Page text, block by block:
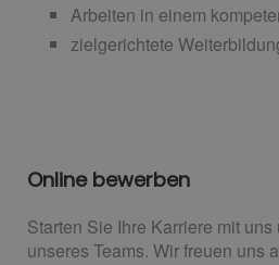
Arbeiten in einem
zielgerichtete
Online bewerben
Starten Sie Ihre Karriere mit
unseres Teams. Wir freuen uns